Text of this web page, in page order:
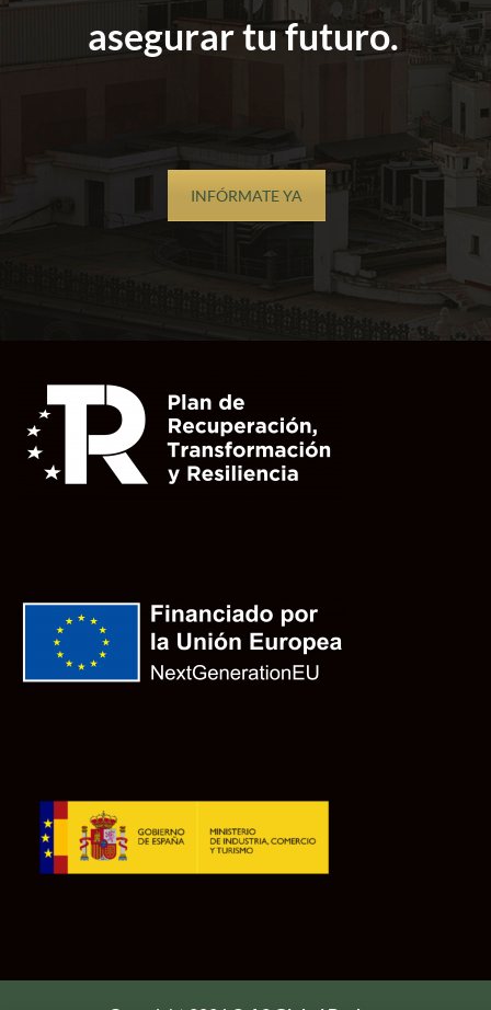
asegurar tu futuro.
INFÓRMATE YA